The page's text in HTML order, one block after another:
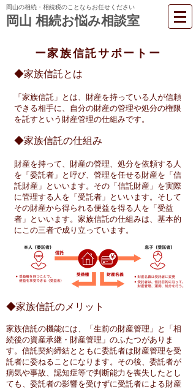
岡山の相続・相続税のことならお任せください
岡山 相続お悩み相談室
◆家族信託とは
「家族信託」とは、財産を持っている人が信頼
できる相手に、自分の財産の管理や処分の権限
を託すという財産管理の仕組みです。
◆家族信託の仕組み
財産を持って、財産の管理、処分を依頼する人
を「委託者」と呼び、管理を任せる財産を「信
託財産」といいます。その「信託財産」を実際
に管理する人を「受託者」といいます。そして
その財産から得られる便益を得る人を「受益
者」といいます。家族信託の仕組みは、基本的
にこの三者で成り立っています。
ー家族信託サポートー
◆家族信託のメリット
家族信託の機能には、「生前の財産管理」と「相
続後の資産承継・財産管理」のふたつがありま
す。信託契約締結とともに委託者は財産管理を受
託者に委ねることになります。その後、委託者が
病気や事故、認知症等で判断能力を喪失したとし
ても、委託者の影響を受けずに受託者による財産